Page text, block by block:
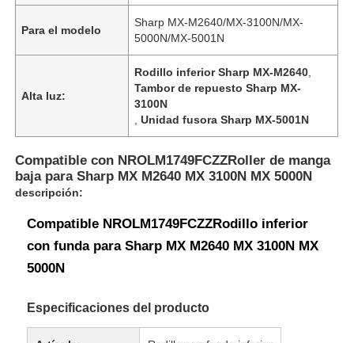
Para el modelo
Sharp MX-M2640/MX-3100N/MX-
5000N/MX-5001N
Alta luz:
Rodillo inferior Sharp MX-M2640
Tambor de repuesto Sharp MX-
3100N
,Unidad fusora Sharp MX-5001N
Compatible con NROLM1749FCZZRoller de manga
baja para Sharp MX M2640 MX 3100N MX 5000N
descripción:
Compatible NROLM1749FCZZRodillo inferior
con funda para Sharp MX M2640 MX 3100N MX
5000N
Especificaciones del producto